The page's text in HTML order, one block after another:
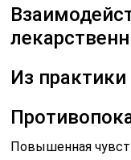
Из
Повышенная